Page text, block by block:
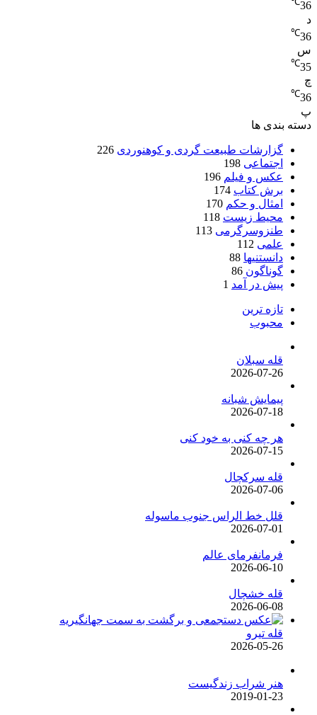
36
د
36
℃
س
35
℃
چ
36
℃
پ
دسته بندی ها
گزارشات طبیعت گردی و کوهنوردی 226
اجتماعی 198
عکس و فیلم 196
برش کتاب 174
امثال و حکم 170
محیط زیست 118
طنزوسرگرمی 113
علمی 112
دانستنیها 88
گوناگون 86
پیش در آمد 1
تازه ترین
محبوب
قله سبلان
2026-07-26
پیمایش شبانه
2026-07-18
هر چه کنی به خود کنی
2026-07-15
قله سرکچال
2026-07-06
قلل خط الراس جنوب ماسوله
2026-07-01
فرمانفرمای عالم
2026-06-10
قله خشچال
2026-06-08
قله تیرو
2026-05-26
هنر شراب زندگیست
2019-01-23